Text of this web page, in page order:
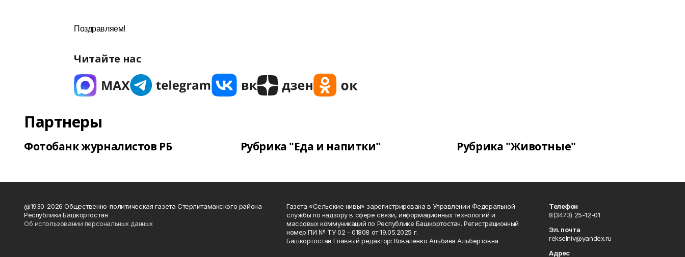
Поздравляем!
Читайте нас
Партнеры
Фотобанк журналистов РБ Рубрика "Еда и напитки" Рубрика "Животные"
@1930-2026 Общественно-политическая газета Стерлитамакского района
Республики Башкортостан
Об использовании персональных данных
Газета «Сельские нивы» зарегистрирована в Управлении Федеральной
службы по надзору в сфере связи, информационных технологий и
массовых коммуникаций по Республике Башкортостан. Регистрационный
номер ПИ № ТУ 02 - 01808 от 19.05.2025 г.
Башкортостан Главный редактор: Коваленко Альбина Альбертовна
Телефон
8(3473) 25-12-01
Эл. почта
rekselniv@yandex.ru
Адрес